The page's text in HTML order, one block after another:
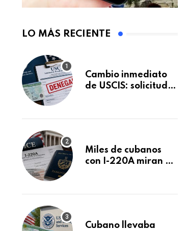
LO MÁS RECIENTE
Cambio inmediato
de USCIS: solicitudes
sin previo aviso
Miles de cubanos
con I-220A miran al
decidirse en una
Cubano llevaba